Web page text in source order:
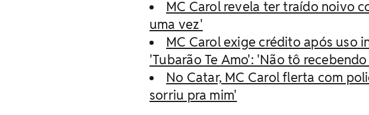
MC Carol revela ter traído noivo
uma vez'
MC Carol exige crédito após uso
'Tubarão Te Amo': 'Não tô recebendo
No Catar, MC Carol flerta com
sorriu pra mim'